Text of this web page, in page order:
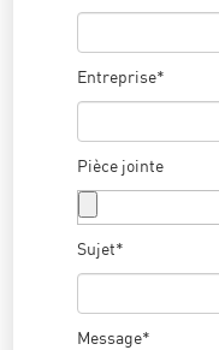
Entreprise*
Pièce jointe
Sujet*
Message*